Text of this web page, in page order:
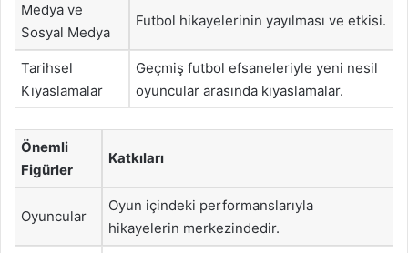
Medya ve
Sosyal Medya
Futbol hikayelerinin yayılması ve etkisi.
Tarihsel
Kıyaslamalar
Geçmiş futbol efsaneleriyle yeni nesil
oyuncular arasında kıyaslamalar.
Önemli
Figürler
Katkıları
Oyuncular
Oyun içindeki performanslarıyla
hikayelerin merkezindedir.